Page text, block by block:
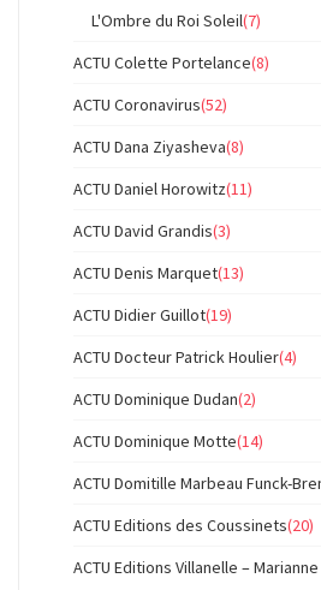
L'Ombre du Roi Soleil(7)
ACTU Colette Portelance(8)
ACTU Coronavirus(52)
ACTU Dana Ziyasheva(8)
ACTU Daniel Horowitz(11)
ACTU David Grandis(3)
ACTU Denis Marquet(13)
ACTU Didier Guillot(19)
ACTU Docteur Patrick Houlier(4)
ACTU Dominique Dudan(2)
ACTU Dominique Motte(14)
ACTU Domitille Marbeau Funck-
ACTU Editions des Coussinets(20)
ACTU Editions Villanelle –